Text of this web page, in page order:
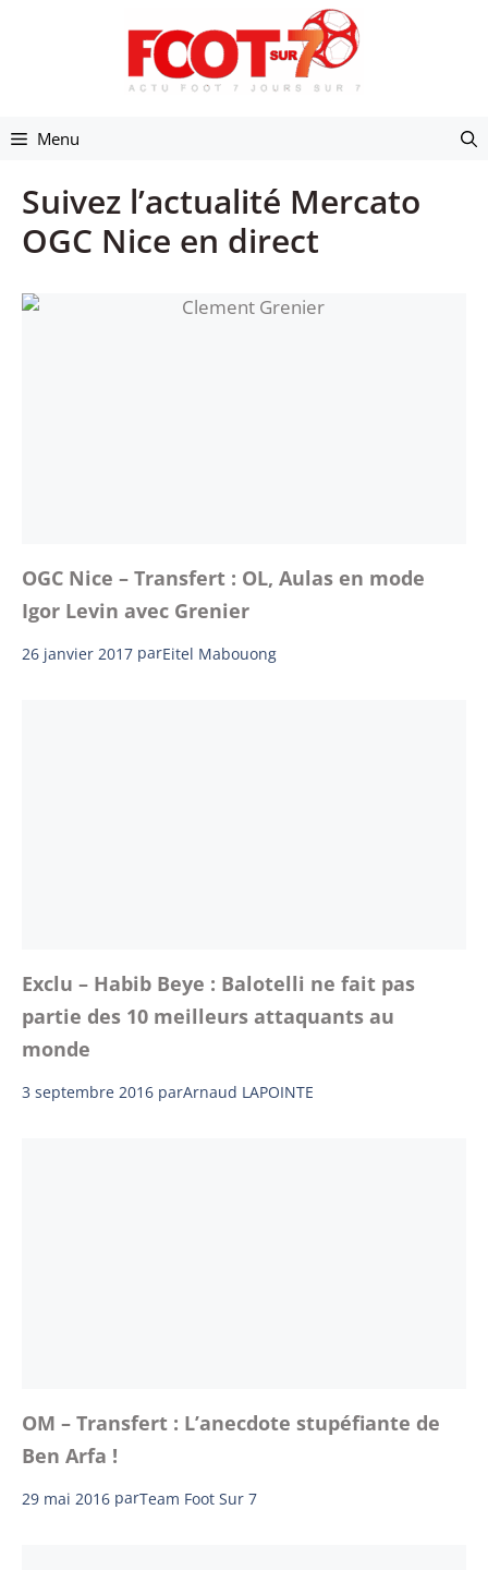
Menu
Suivez l’actualité Mercato
OGC Nice en direct
OGC Nice – Transfert : OL, Aulas en mode
Igor Levin avec Grenier
26 janvier 2017 parEitel Mabouong
Exclu – Habib Beye : Balotelli ne fait pas
partie des 10 meilleurs attaquants au
monde
3 septembre 2016 parArnaud LAPOINTE
OM – Transfert : L’anecdote stupéfiante de
Ben Arfa !
29 mai 2016 parTeam Foot Sur 7